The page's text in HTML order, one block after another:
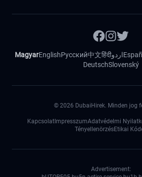
MagyarEnglishРусский中文हिंदीاردو
DeutschSlovenský
© 2026 DubaiHirek. Minden jog
Kapcsolat ImpresszumAdatvédelmi
TényellenörzésEtikai
Advertisement: